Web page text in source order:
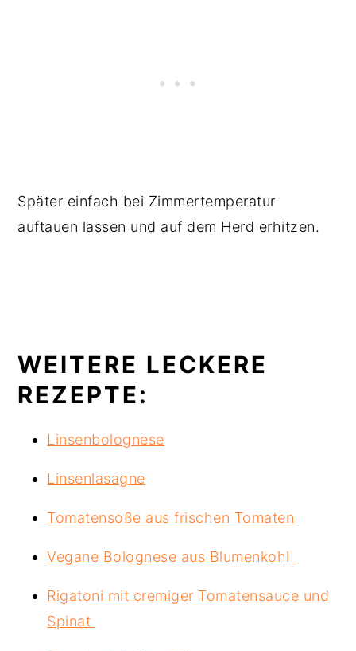
Später einfach bei Zimmertemperatur
auftauen lassen und auf dem Herd erhitzen.
WEITERE LECKERE
REZEPTE:
Linsenbolognese
Linsenlasagne
Tomatensoße aus frischen Tomaten
Vegane Bolognese aus Blumenkohl
Rigatoni mit cremiger Tomatensauce und
Spinat